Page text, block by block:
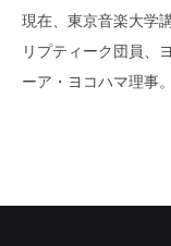
現在、東京音楽大学
リプティーク団員、
ーア・ヨコハマ理事。